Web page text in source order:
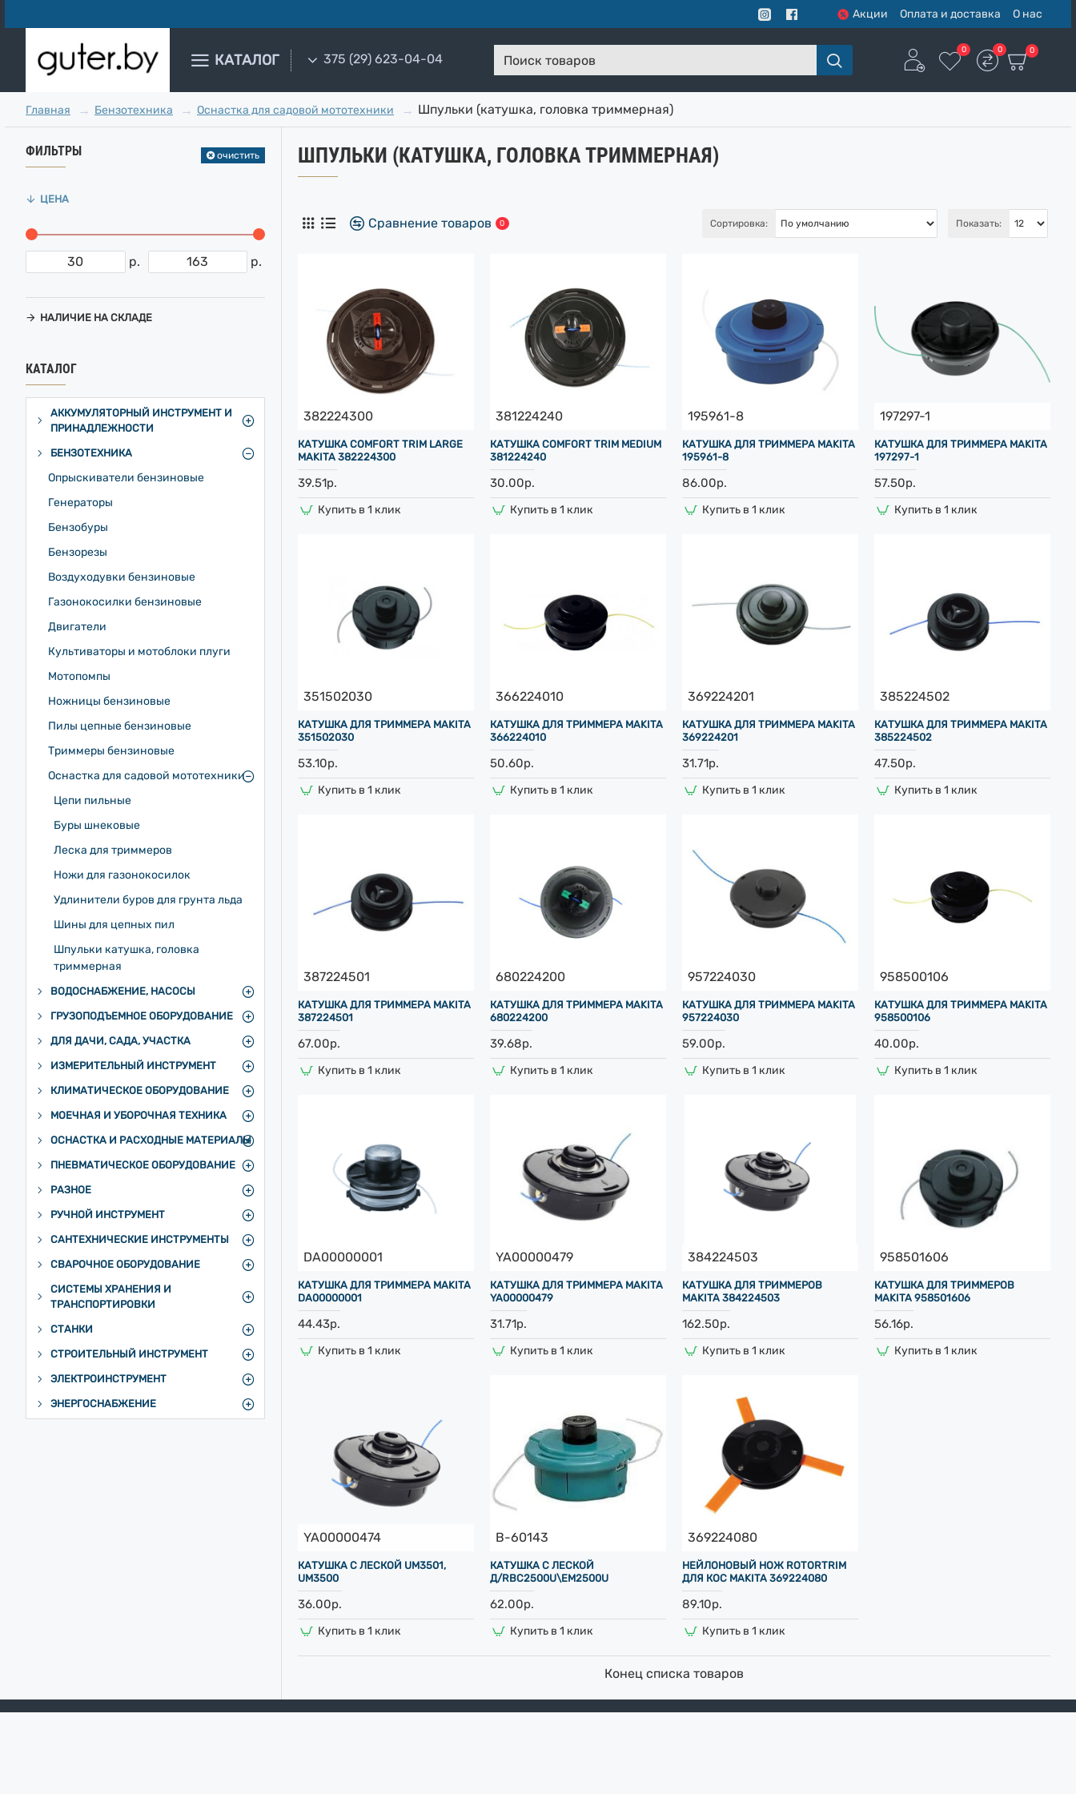
Акции Оплата и доставка О нас
КАТАЛОГ 375 (29) 623-04-04
Поиск
0 0 0
Главная Бензотехника Оснастка для садовой мототехники Шпульки (катушка, головка триммерная)
ФИЛЬТРЫ очистить
ЦЕНА
р. р.
НАЛИЧИЕ НА СКЛАДЕ
КАТАЛОГ
АККУМУЛЯТОРНЫЙ ИНСТРУМЕНТ И
ПРИНАДЛЕЖНОСТИ
БЕНЗОТЕХНИКА
Опрыскиватели бензиновые
Генераторы
Бензобуры
Бензорезы
Воздуходувки бензиновые
Газонокосилки бензиновые
Двигатели
Культиваторы и мотоблоки плуги
Мотопомпы
Ножницы бензиновые
Пилы цепные бензиновые
Триммеры бензиновые
Оснастка для садовой мототехники
Цепи пильные
Буры шнековые
Леска для триммеров
Ножи для газонокосилок
Удлинители буров для грунта льда
Шины для цепных пил
Шпульки катушка, головка
триммерная
ВОДОСНАБЖЕНИЕ, НАСОСЫ
ГРУЗОПОДЪЕМНОЕ ОБОРУДОВАНИЕ
ДЛЯ ДАЧИ, САДА, УЧАСТКА
ИЗМЕРИТЕЛЬНЫЙ ИНСТРУМЕНТ
КЛИМАТИЧЕСКОЕ ОБОРУДОВАНИЕ
МОЕЧНАЯ И УБОРОЧНАЯ ТЕХНИКА
ОСНАСТКА И РАСХОДНЫЕ МАТЕРИАЛЫ
ПНЕВМАТИЧЕСКОЕ ОБОРУДОВАНИЕ
РАЗНОЕ
РУЧНОЙ ИНСТРУМЕНТ
САНТЕХНИЧЕСКИЕ ИНСТРУМЕНТЫ
СВАРОЧНОЕ ОБОРУДОВАНИЕ
СИСТЕМЫ ХРАНЕНИЯ И
ТРАНСПОРТИРОВКИ
СТАНКИ
СТРОИТЕЛЬНЫЙ ИНСТРУМЕНТ
ЭЛЕКТРОИНСТРУМЕНТ
ЭНЕРГОСНАБЖЕНИЕ
ШПУЛЬКИ (КАТУШКА, ГОЛОВКА ТРИММЕРНАЯ)
Сравнение товаров 0 Сортировка: Показать:
382224300
КАТУШКА COMFORT TRIM LARGE
MAKITA 382224300
39.51р.
Купить в 1 клик
381224240
КАТУШКА COMFORT TRIM MEDIUM
381224240
30.00р.
Купить в 1 клик
195961-8
КАТУШКА ДЛЯ ТРИММЕРА MAKITA
195961-8
86.00р.
Купить в 1 клик
197297-1
КАТУШКА ДЛЯ ТРИММЕРА MAKITA
197297-1
57.50р.
Купить в 1 клик
351502030
КАТУШКА ДЛЯ ТРИММЕРА MAKITA
351502030
53.10р.
Купить в 1 клик
366224010
КАТУШКА ДЛЯ ТРИММЕРА MAKITA
366224010
50.60р.
Купить в 1 клик
369224201
КАТУШКА ДЛЯ ТРИММЕРА MAKITA
369224201
31.71р.
Купить в 1 клик
385224502
КАТУШКА ДЛЯ ТРИММЕРА MAKITA
385224502
47.50р.
Купить в 1 клик
387224501
КАТУШКА ДЛЯ ТРИММЕРА MAKITA
387224501
67.00р.
Купить в 1 клик
680224200
КАТУШКА ДЛЯ ТРИММЕРА MAKITA
680224200
39.68р.
Купить в 1 клик
957224030
КАТУШКА ДЛЯ ТРИММЕРА MAKITA
957224030
59.00р.
Купить в 1 клик
958500106
КАТУШКА ДЛЯ ТРИММЕРА MAKITA
958500106
40.00р.
Купить в 1 клик
DA00000001
КАТУШКА ДЛЯ ТРИММЕРА MAKITA
DA00000001
44.43р.
Купить в 1 клик
YA00000479
КАТУШКА ДЛЯ ТРИММЕРА MAKITA
YA00000479
31.71р.
Купить в 1 клик
384224503
КАТУШКА ДЛЯ ТРИММЕРОВ
MAKITA 384224503
162.50р.
Купить в 1 клик
958501606
КАТУШКА ДЛЯ ТРИММЕРОВ
MAKITA 958501606
56.16р.
Купить в 1 клик
YA00000474
КАТУШКА С ЛЕСКОЙ UM3501,
UM3500
36.00р.
Купить в 1 клик
B-60143
КАТУШКА С ЛЕСКОЙ
Д/RBC2500U\EM2500U
62.00р.
Купить в 1 клик
369224080
НЕЙЛОНОВЫЙ НОЖ ROTORTRIM
ДЛЯ КОС MAKITA 369224080
89.10р.
Купить в 1 клик
Конец списка товаров